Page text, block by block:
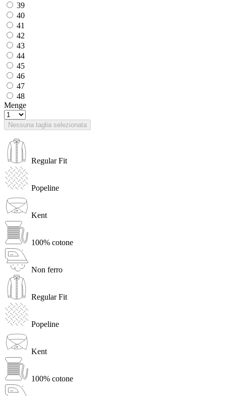
39
40
41
42
43
44
45
46
47
48
Menge
Nessuna taglia selezionata
Regular Fit
Popeline
Kent
100% cotone
Non ferro
Regular Fit
Popeline
Kent
100% cotone